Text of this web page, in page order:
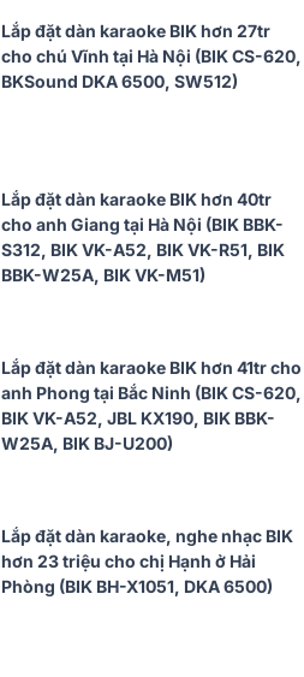
Lắp đặt dàn karaoke BIK hơn 27tr
cho chú Vĩnh tại Hà Nội (BIK CS-620,
BKSound DKA 6500, SW512)
Lắp đặt dàn karaoke BIK hơn 40tr
cho anh Giang tại Hà Nội (BIK BBK-
S312, BIK VK-A52, BIK VK-R51, BIK
BBK-W25A, BIK VK-M51)
Lắp đặt dàn karaoke BIK hơn 41tr cho
anh Phong tại Bắc Ninh (BIK CS-620,
BIK VK-A52, JBL KX190, BIK BBK-
W25A, BIK BJ-U200)
Lắp đặt dàn karaoke, nghe nhạc BIK
hơn 23 triệu cho chị Hạnh ở Hải
Phòng (BIK BH-X1051, DKA 6500)